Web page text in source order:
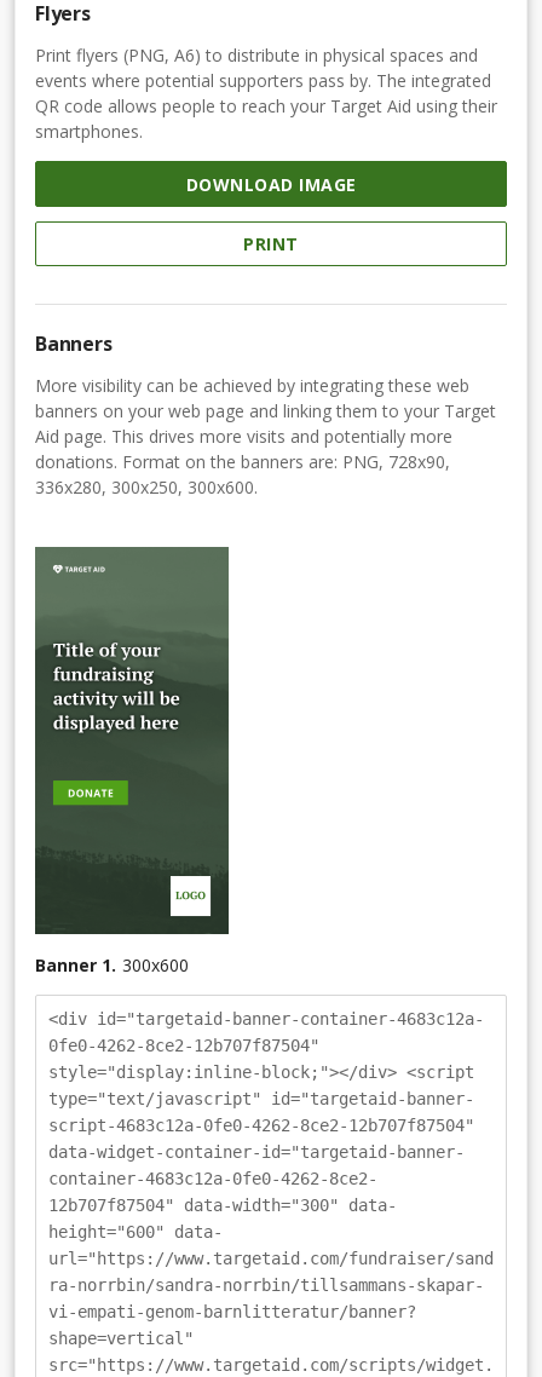
Flyers
Print flyers (PNG, A6) to distribute in physical spaces and
events where potential supporters pass by. The integrated
QR code allows people to reach your Target Aid using their
smartphones.
DOWNLOAD IMAGE
PRINT
Banners
More visibility can be achieved by integrating these web
banners on your web page and linking them to your Target
Aid page. This drives more visits and potentially more
donations. Format on the banners are: PNG, 728x90,
336x280, 300x250, 300x600.
Banner 1. 300x600
<div id="targetaid-banner-container-4683c12a-
0fe0-4262-8ce2-12b707f87504"
style="display:inline-block;"></div> <script
type="text/javascript" id="targetaid-banner-
script-4683c12a-0fe0-4262-8ce2-12b707f87504"
data-widget-container-id="targetaid-banner-
container-4683c12a-0fe0-4262-8ce2-
12b707f87504" data-width="300" data-
height="600" data-
url="https://www.targetaid.com/fundraiser/sand
ra-norrbin/sandra-norrbin/tillsammans-skapar-
vi-empati-genom-barnlitteratur/banner?
shape=vertical"
src="https://www.targetaid.com/scripts/widget.